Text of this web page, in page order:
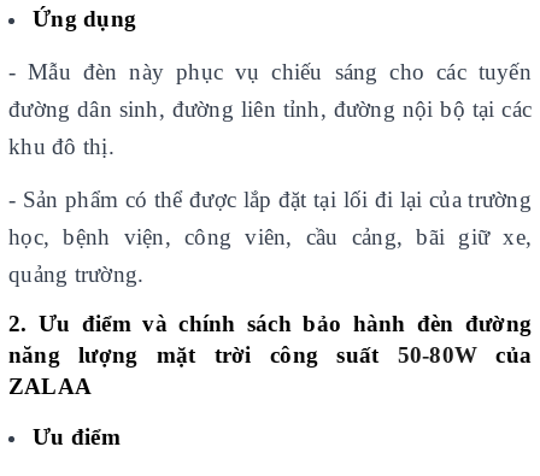
Ứng dụng
- Mẫu đèn này phục vụ chiếu sáng cho các tuyến
đường dân sinh, đường liên tỉnh, đường nội bộ tại các
khu đô thị.
- Sản phẩm có thể được lắp đặt tại lối đi lại của trường
học, bệnh viện, công viên, cầu cảng, bãi giữ xe,
quảng trường.
2. Ưu điểm và chính sách bảo hành đèn đường
năng lượng mặt trời công suất 50-80Wcủa
ZALAA
Ưu điểm